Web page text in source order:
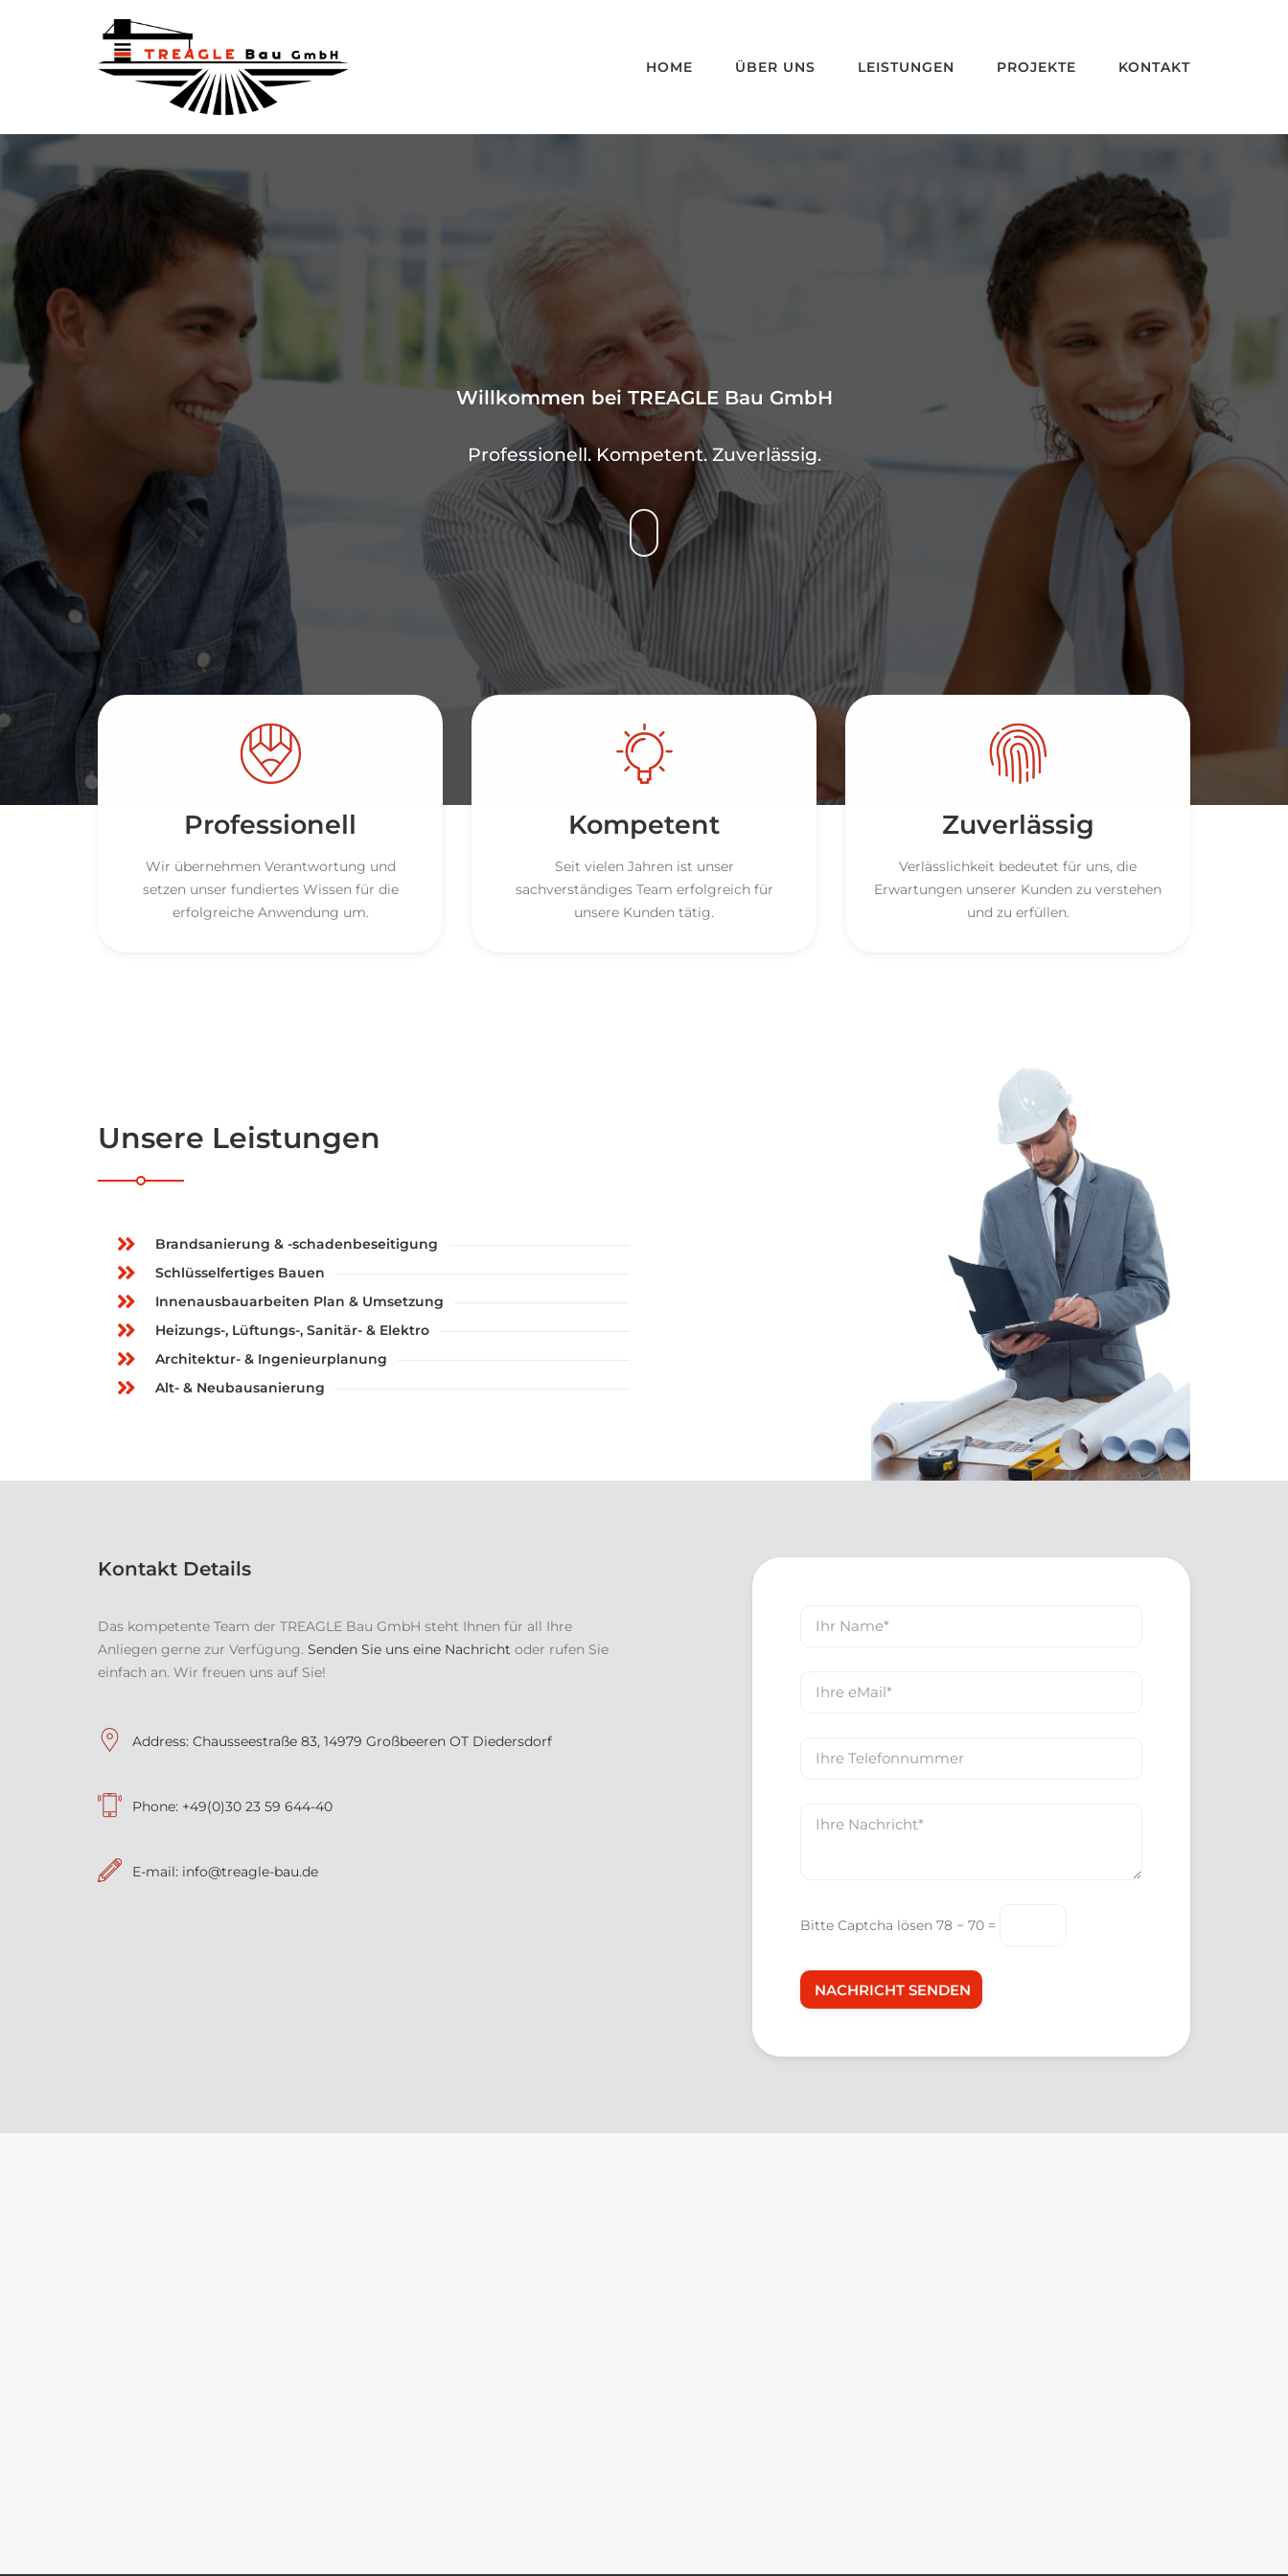
HOME ÜBER UNS LEISTUNGEN PROJEKTE KONTAKT
Willkommen bei TREAGLE Bau GmbH
Professionell. Kompetent. Zuverlässig.
Professionell
Wir übernehmen Verantwortung und
setzen unser fundiertes Wissen für die
erfolgreiche Anwendung um.
Kompetent
Seit vielen Jahren ist unser
sachverständiges Team erfolgreich für
unsere Kunden tätig.
Zuverlässig
Verlässlichkeit bedeutet für uns, die
Erwartungen unserer Kunden zu verstehen
und zu erfüllen.
Unsere Leistungen
Brandsanierung & -schadenbeseitigung
Schlüsselfertiges Bauen
Innenausbauarbeiten Plan & Umsetzung
Heizungs-, Lüftungs-, Sanitär- & Elektro
Architektur- & Ingenieurplanung
Alt- & Neubausanierung
Kontakt Details
Das kompetente Team der TREAGLE Bau GmbH steht Ihnen für all Ihre
Anliegen gerne zur Verfügung. Senden Sie uns eine Nachricht oder rufen Sie
einfach an. Wir freuen uns auf Sie!
Address: Chausseestraße 83, 14979 Großbeeren OT Diedersdorf
Phone: +49(0)30 23 59 644-40
E-mail: info@treagle-bau.de
Bitte Captcha lösen 78 − 70 =